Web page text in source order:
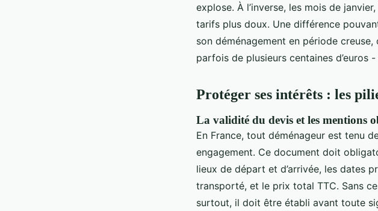
explose. À l’inverse, les mois de
tarifs plus doux. Une différence
son déménagement en période
parfois de plusieurs centaines d’euros -
Protéger ses intérêts : les
La validité du devis et les mentions
En France, tout déménageur est tenu
engagement. Ce document doit
lieux de départ et d’arrivée, les dates
transporté, et le prix total TTC. Sans
surtout, il doit être établi avant toute